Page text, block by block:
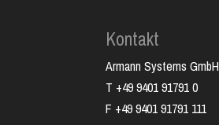
Kontakt
Armann Systems GmbH
T +49 9401 91791 0
F +49 9401 91791 111